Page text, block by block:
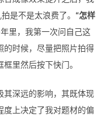
是不是太浪费了。 “怎样
里，我第一次问自己这
的时候，尽量把照片拍得
里然后按下快门。
其深远的影响，其既体现
度上决定了我对题材的偏